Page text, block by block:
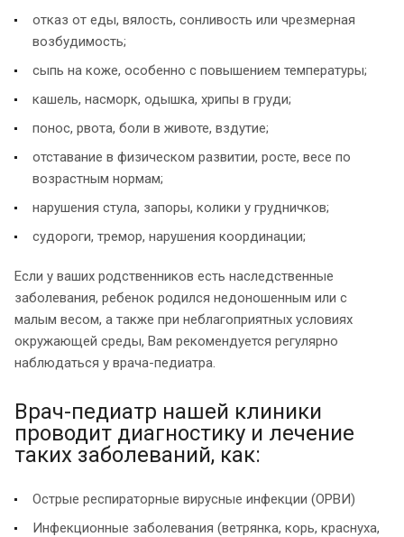
отказ от еды, вялость, сонливость или чрезмерная
возбудимость;
сыпь на коже, особенно с повышением температуры;
кашель, насморк, одышка, хрипы в груди;
понос, рвота, боли в животе, вздутие;
отставание в физическом развитии, росте, весе по
возрастным нормам;
нарушения стула, запоры, колики у грудничков;
судороги, тремор, нарушения координации;
Если у ваших родственников есть наследственные
заболевания, ребенок родился недоношенным или с
малым весом, а также при неблагоприятных условиях
окружающей среды, Вам рекомендуется регулярно
наблюдаться у врача-педиатра.
Врач-педиатр нашей клиники
проводит диагностику и лечение
таких заболеваний, как:
Острые респираторные вирусные инфекции (ОРВИ)
Инфекционные заболевания (ветрянка, корь, краснуха,